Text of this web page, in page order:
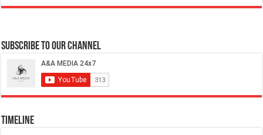
Subscribe to our Channel
Timeline